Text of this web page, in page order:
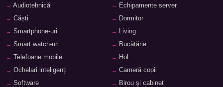
Audiotehnică
Căști
Smartphone-uri
Smart watch-uri
Telefoane mobile
Ochelari inteligenți
Software
Echipamente server
Dormitor
Living
Bucătărie
Hol
Cameră copii
Birou și cabinet